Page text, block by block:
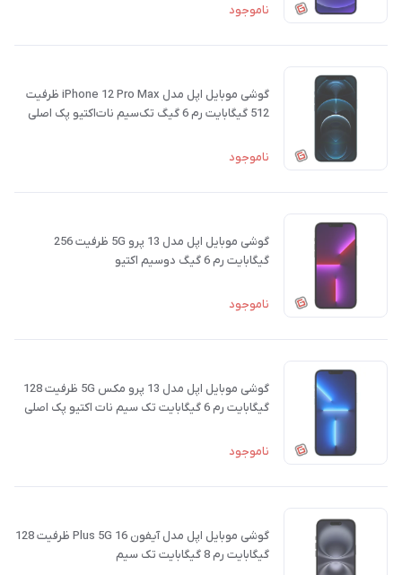
ناموجود
گوشی موبایل اپل مدل iPhone 12 Pro Max ظرفیت
512 گیگابایت رم 6 گیگ تک‌سیم نات‌اکتیو پک اصلی
ناموجود
گوشی موبایل اپل مدل 13 پرو 5G ظرفیت 256
گیگابایت رم 6 گیگ دوسیم اکتیو
ناموجود
گوشی موبایل اپل مدل 13 پرو مکس 5G ظرفیت 128
گیگابایت رم 6 گیگابایت تک سیم نات اکتیو پک اصلی
ناموجود
گوشی موبایل اپل مدل آیفون 16 Plus 5G ظرفیت 128
گیگابایت رم 8 گیگابایت تک سیم